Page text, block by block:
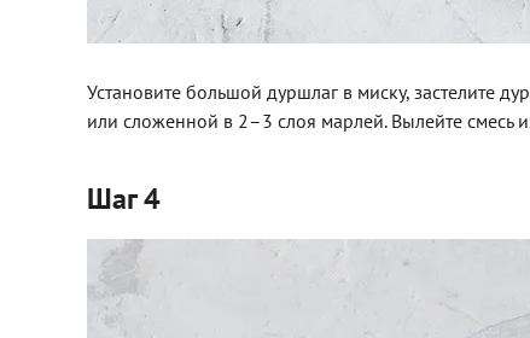
Установите большой дуршлаг в миску, застелите
или сложенной в 2–3 слоя марлей. Вылейте смесь
Шаг 4